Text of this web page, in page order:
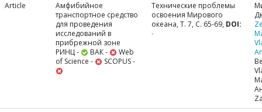
Article
Амфибийное
транспортное средство
для проведения
исследований в
прибрежной зоне
РИНЦ -
ВАК -
Web
of Science -
SCOPUS -
Технические проблемы
освоения Мирового
океана, Т. 7, С. 65-69, DOI:
-